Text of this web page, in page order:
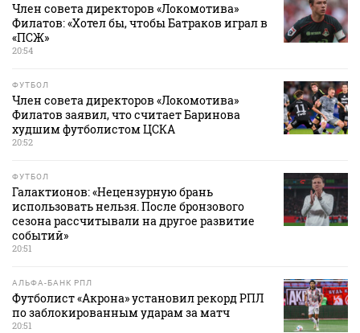
Член совета директоров «Локомотива»
Филатов: «Хотел бы, чтобы Батраков играл в
«ПСЖ»
20:54
ФУТБОЛ
Член совета директоров «Локомотива»
Филатов заявил, что считает Баринова
худшим футболистом ЦСКА
20:52
ФУТБОЛ
Галактионов: «Нецензурную брань
использовать нельзя. После бронзового
сезона рассчитывали на другое развитие
событий»
20:51
АЛЬФА-БАНК РПЛ
Футболист «Акрона» установил рекорд РПЛ
по заблокированным ударам за матч
20:51